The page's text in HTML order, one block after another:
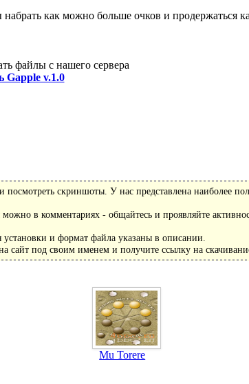
как можно больше очков и продержаться
файлы с нашего сервера
Gapple v.1.0
скриншоты. У нас представлена наиболее
в комментариях - общайтесь и проявляйте
и формат файла указаны в описании.
сайт под своим именем и получите ссылку на
Mu Torere